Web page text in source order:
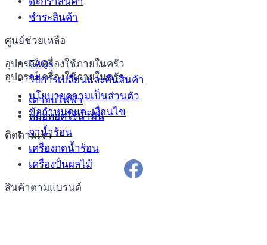
อุปกรณ์เครื่องใช้ภายในครัว
อุปกรณ์เครื่องใช้ภายในครัว
เตาอบไฟฟ้า
หม้อทอดไร้น้ำมัน
กาน้ำร้อน
เครื่องกดน้ำร้อน
เครื่องปั่นผลไม้
สินค้าตามแบรนด์
ชำระสินค้า
ศูนย์ช่วยเหลือ
FAQs
วิธีการเปลี่ยนและคืนสินค้า
นโยบายความเป็นส่วนตัว
ข้อกำหนดและเงื่อนไข
ติดตามเรา